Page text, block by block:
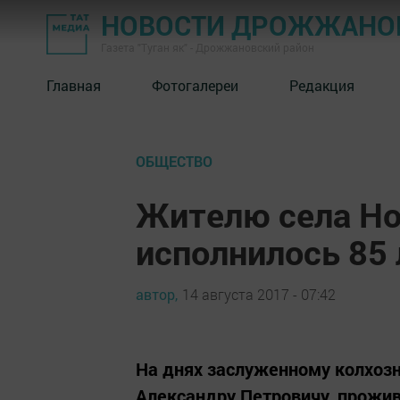
НОВОСТИ
Главная Фотогалереи Редакция
ОБЩЕСТВО
Жителю села
исполнилось 85
автор, 14 августа 2017 - 07:42
На днях заслуженному